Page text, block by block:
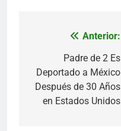
Navegación
entradas
Anterior:
Padre de 2 Es
Deportado a México
Después de 30 Años
en Estados Unidos